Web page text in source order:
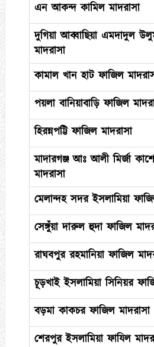
এন আকন্দ কামিল মাদরাসা
দুগিয়া আব্বাছিয়া এমদাদুল
মাদরাসা
কামাল খান হাট ফাজিল
পয়লা বানিয়াবাড়ি ফাজিল
হিরন্নপট্টি ফাজিল মাদরাসা
মাদারগঞ্জ আঃ আলী মির্জা
মাদরাসা
মেলান্দহ সদর ইসলামিয়া
সেঙ্গুঁয়া দারুল হুদা ফাজিল
রাঘবপুর রহমানিয়া ফাজিল
চূড়খাই ইসলামিয়া সিনিয়র
বড়মা কাকচর ফাজিল মাদরাসা
শেরপুর ইসলামিয়া ফাযিল